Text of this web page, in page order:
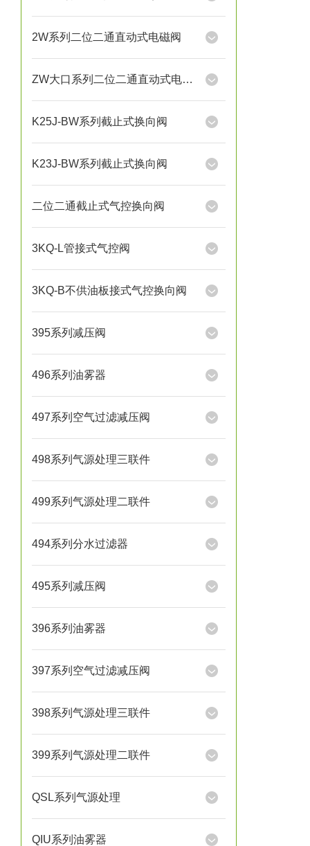
2W系列二位二通直动式电磁阀
ZW大口系列二位二通直动式电磁阀
K25J-BW系列截止式换向阀
K23J-BW系列截止式换向阀
二位二通截止式气控换向阀
3KQ-L管接式气控阀
3KQ-B不供油板接式气控换向阀
395系列减压阀
496系列油雾器
497系列空气过滤减压阀
498系列气源处理三联件
499系列气源处理二联件
494系列分水过滤器
495系列减压阀
396系列油雾器
397系列空气过滤减压阀
398系列气源处理三联件
399系列气源处理二联件
QSL系列气源处理
QIU系列油雾器